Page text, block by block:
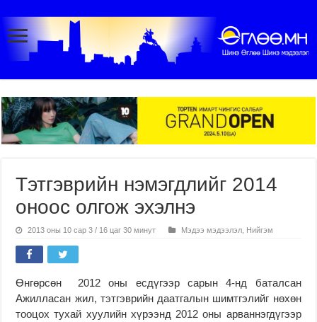
Тэтгэврийн нэмэгдлийг 2014
оноос олгож эхэлнэ
2013 оны 10 сар 3 / 16 цаг 30 минут Мэдээ мэдээлэл Нийгэм
Өнгөрсөн 2012 оны есдүгээр сарын 4-нд баталсан
Ажилласан жил, тэтгэврийн даатгалын шимтгэлийг нөхөн
тооцох тухай хуулийн хүрээнд 2012 оны арваннэгдүгээр